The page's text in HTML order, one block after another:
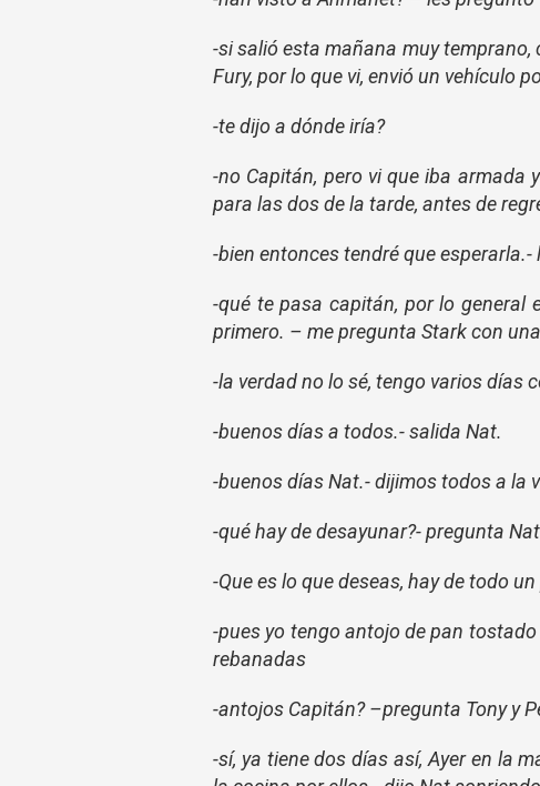
-si salió esta mañana muy
Fury, por lo que vi, envió un vehículo
-te dijo a dónde iría?
-no Capitán, pero vi que iba armada
para las dos de la tarde, antes de
-bien entonces tendré que esperarla.-
-qué te pasa capitán, por lo general
primero. – me pregunta Stark con
-la verdad no lo sé, tengo varios días
-buenos días a todos.- salida Nat.
-buenos días Nat.- dijimos todos a la
-qué hay de desayunar?- pregunta
-Que es lo que deseas, hay de todo
-pues yo tengo antojo de pan
rebanadas
-antojos Capitán? –pregunta Tony y
-sí, ya tiene dos días así, Ayer en la